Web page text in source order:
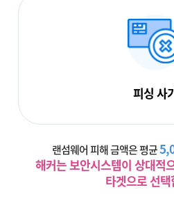
피싱 사
랜섬웨어 피해 금액은 평균
해커는 보안시스템이 상대적
타겟으로 선